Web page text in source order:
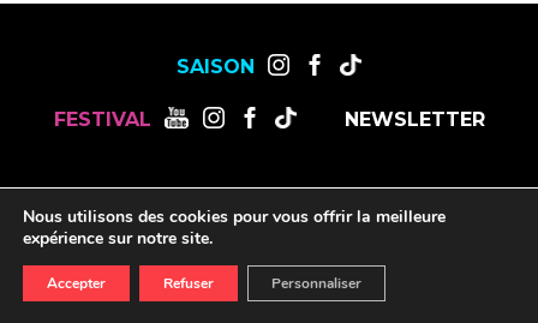
SAISON
FESTIVAL NEWSLETTER
RESSOURCES
Nous utilisons des cookies pour vous offrir la meilleure
expérience sur notre site.
Accepter Refuser Personnaliser